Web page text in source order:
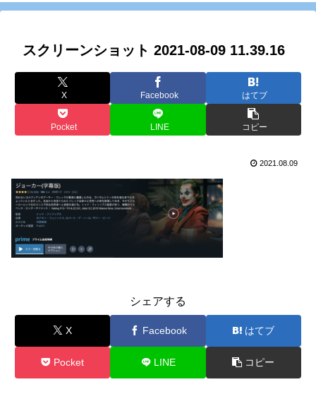
スクリーンショット 2021-08-09 11.39.16
X Facebook はてブ
Pocket LINE コピー
2021.08.09
シェアする
X Facebook はてブ
Pocket LINE コピー